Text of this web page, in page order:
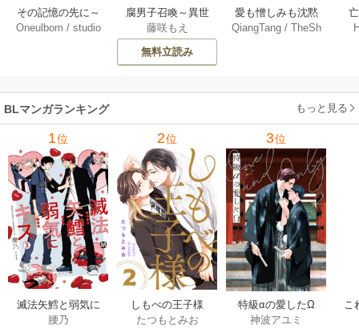
その記憶の先に～
秘密の花の香り～
Oneulbom / studio
腐男子召喚～異世
界で神獣にハメら
れました～ 分冊版
71巻
藤咲もえ
無料立読み
愛も憎しみも沈黙
の中で【タテヨ
QiangTang/ TheSh
BLマンガランキング もっと見る
1位
滅法矢鱈と弱気に
キス【コミックス
腰乃
2位
しもべの王子様
【描き下ろしおま
たつもとみお
3位
特級αの愛したΩ
神波アユミ
こ